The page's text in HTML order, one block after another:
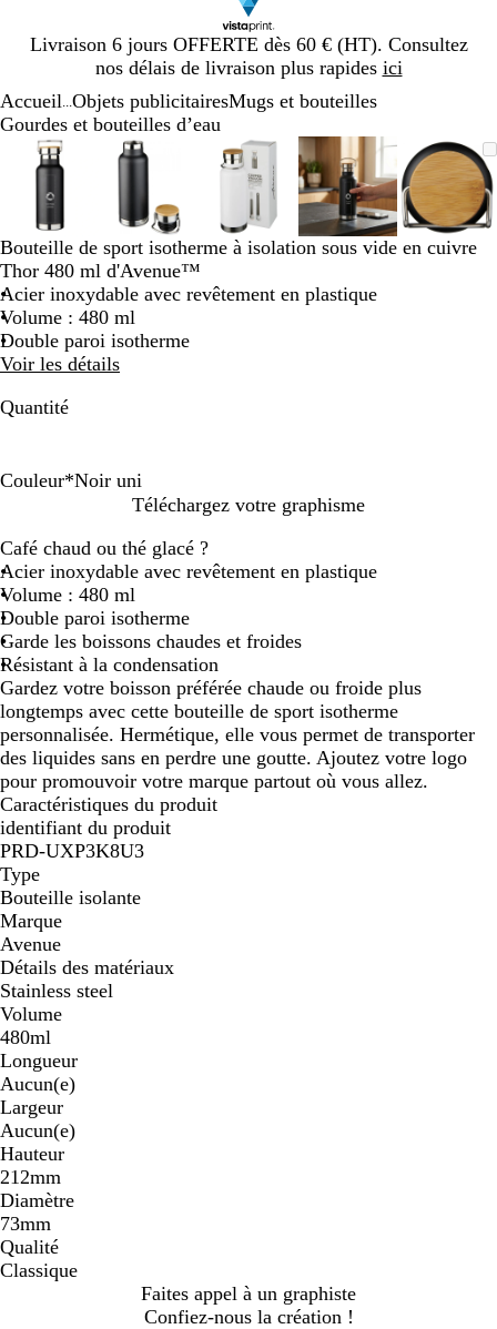
Livraison 6 jours OFFERTE dès 60 € (HT). Consultez
nos délais de livraison plus rapides ici
Diapositive
1
Accueil Objets publicitairesMugs et bouteilles
Gourdes et bouteilles d’eau
Image
zoomable
Zoom
au
minimum
Cliquez
pour
développer
Utilisez
les
touches
et
moins
pour
zoomer
et
les
touches
fléchées
défiler
zoomable
plus
et
moins
pour
et
Image
zoomable
Zoom
au
minimum
Cliquez
pour
développer
Utilisez
les
touches
plus
et
pour
zoomer
Image
zoomable
Zoom
au
minimum
Cliquez
pour
développer
Utilisez
les
touches
plus
et
pour
zoomer
Image
Zoom
au
pour
les
plus
et
Diapositive
Bouteille de sport isotherme à isolation sous vide en cuivre
Thor 480 ml d'Avenue™
Acier inoxydable avec revêtement en plastique
Volume : 480 ml
Double paroi isotherme
Voir les détails
Quantité
Couleur*Noir uni
a
n
c
i
r
u
n
i
Téléchargez votre graphisme
Café chaud ou thé glacé ?
Acier inoxydable avec revêtement en plastique
Volume : 480 ml
Double paroi isotherme
Garde les boissons chaudes et froides
Résistant à la condensation
Gardez votre boisson préférée chaude ou froide plus
longtemps avec cette bouteille de sport isotherme
personnalisée. Hermétique, elle vous permet de transporter
des liquides sans en perdre une goutte. Ajoutez votre logo
pour promouvoir votre marque partout où vous allez.
Caractéristiques du produit
identifiant du produit
PRD-UXP3K8U3
Type
Bouteille isolante
Marque
Avenue
Détails des matériaux
Stainless steel
Volume
480ml
Longueur
Aucun(e)
Largeur
Aucun(e)
Hauteur
212mm
Diamètre
73mm
Qualité
Classique
Faites appel à un graphiste
Confiez-nous la création !